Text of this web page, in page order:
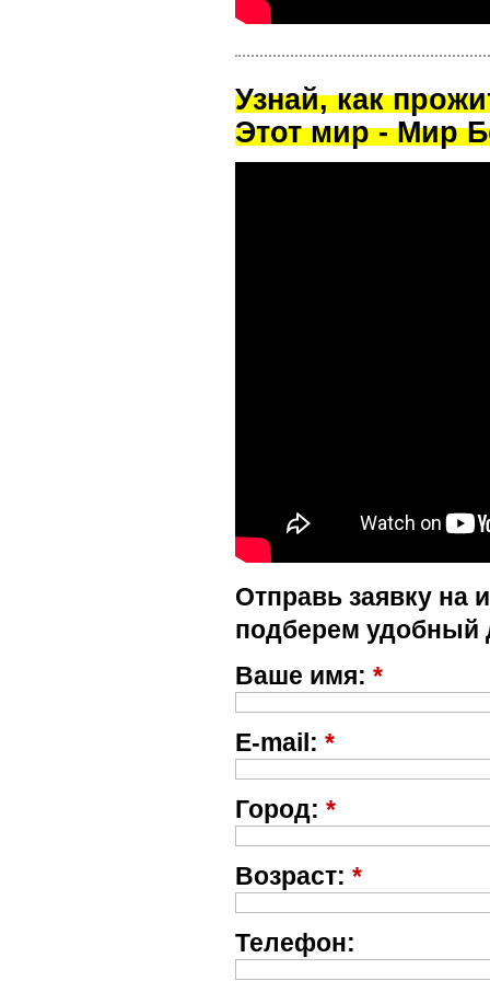
Узнай, как
Этот мир - Мир
Отправь заявку на
подберем удобный
Ваше имя: *
E-mail: *
Город: *
Возраст: *
Телефон: